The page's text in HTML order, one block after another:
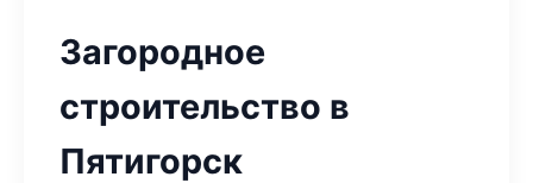
Загородное
строительство в
Пятигорск